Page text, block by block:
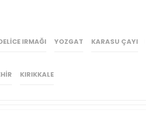
IRMAĞI YOZGAT KARASU ÇAYI
KIRIKKALE